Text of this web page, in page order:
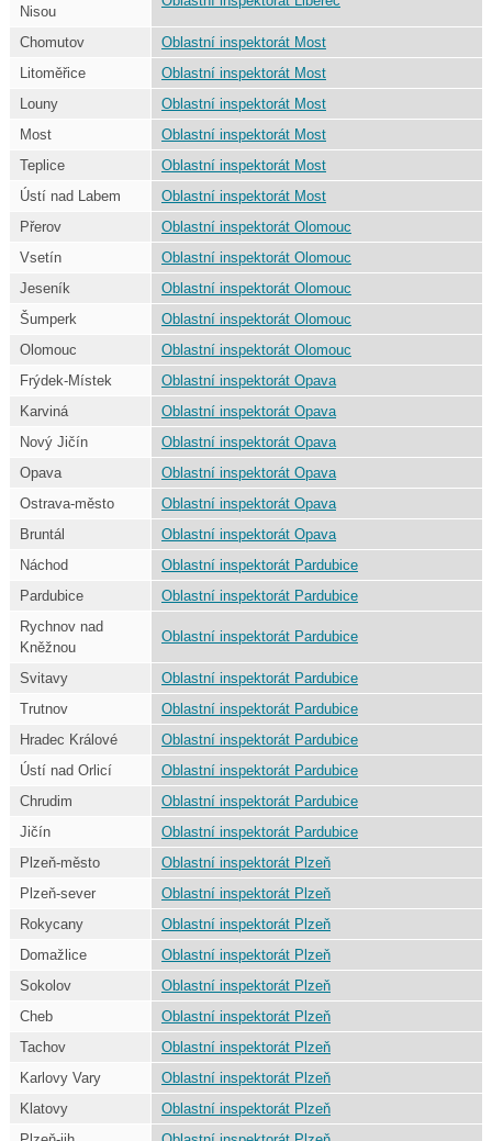
Nisou
Chomutov
Oblastní inspektorát Most
Litoměřice
Oblastní inspektorát Most
Louny
Oblastní inspektorát Most
Most
Oblastní inspektorát Most
Teplice
Oblastní inspektorát Most
Ústí nad Labem
Oblastní inspektorát Most
Přerov
Oblastní inspektorát Olomouc
Vsetín
Oblastní inspektorát Olomouc
Jeseník
Oblastní inspektorát Olomouc
Šumperk
Oblastní inspektorát Olomouc
Olomouc
Oblastní inspektorát Olomouc
Frýdek-Místek
Oblastní inspektorát Opava
Karviná
Oblastní inspektorát Opava
Nový Jičín
Oblastní inspektorát Opava
Opava
Oblastní inspektorát Opava
Ostrava-město
Oblastní inspektorát Opava
Bruntál
Oblastní inspektorát Opava
Náchod
Oblastní inspektorát Pardubice
Pardubice
Oblastní inspektorát Pardubice
Rychnov nad
Kněžnou
Oblastní inspektorát Pardubice
Svitavy
Oblastní inspektorát Pardubice
Trutnov
Oblastní inspektorát Pardubice
Hradec Králové
Oblastní inspektorát Pardubice
Ústí nad Orlicí
Oblastní inspektorát Pardubice
Chrudim
Oblastní inspektorát Pardubice
Jičín
Oblastní inspektorát Pardubice
Plzeň-město
Oblastní inspektorát Plzeň
Plzeň-sever
Oblastní inspektorát Plzeň
Rokycany
Oblastní inspektorát Plzeň
Domažlice
Oblastní inspektorát Plzeň
Sokolov
Oblastní inspektorát Plzeň
Cheb
Oblastní inspektorát Plzeň
Tachov
Oblastní inspektorát Plzeň
Karlovy Vary
Oblastní inspektorát Plzeň
Klatovy
Oblastní inspektorát Plzeň